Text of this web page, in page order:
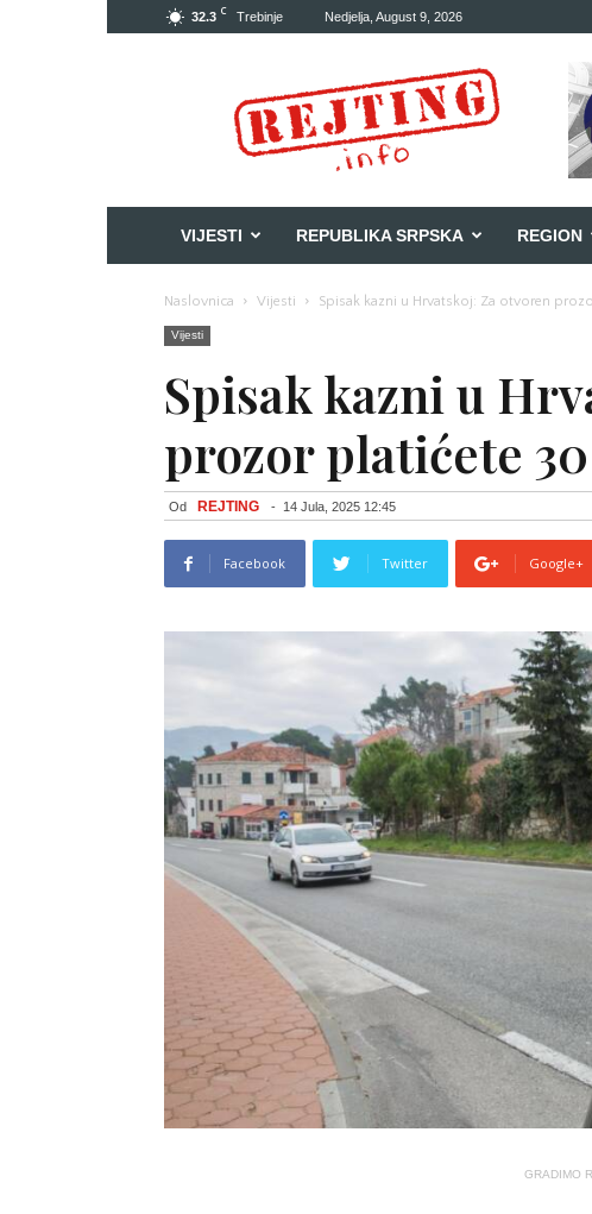
32.3 C Trebinje Nedjelja, August 9, 2026
VIJESTI REPUBLIKA SRPSKA REGION
Naslovnica Vijesti Spisak kazni u Hrvatskoj: Za otvoren
Vijesti
Spisak kazni u
prozor platićete
Od REJTING - 14 Jula, 2025 12:45
Facebook Twitter Google+
GRADIMO